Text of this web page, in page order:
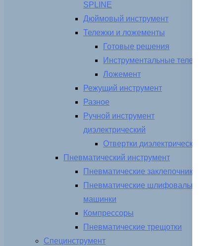
SPLINE
Дюймовый инструмент
Тележки и ложементы
Готовые решения
Инструментальные тележки
Ложемент
Режущий инструмент
Разное
Ручной инструмент
диэлектрический
Отвертки диэлектрические
Пневматический инструмент
Пневматические заклепочники
Пневматические шлифовальные
машинки
Компрессоры
Пневматические трещотки
Специнструмент